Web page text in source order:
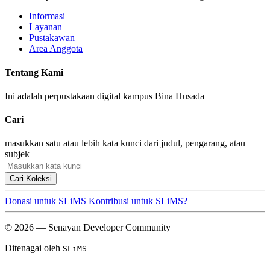
Informasi
Layanan
Pustakawan
Area Anggota
Tentang Kami
Ini adalah perpustakaan digital kampus Bina Husada
Cari
masukkan satu atau lebih kata kunci dari judul, pengarang, atau
subjek
Cari Koleksi
Donasi untuk SLiMS Kontribusi untuk SLiMS?
© 2026 — Senayan Developer Community
Ditenagai oleh SLiMS